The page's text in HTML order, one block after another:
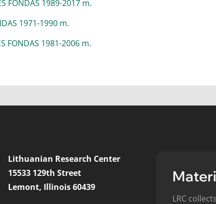
FONDAS 1989-2017 m.
1971-1990 m.
FONDAS 1981-2006 m.
Lithuanian Research Center
15533 129th Street
Lemont, Illinois 60439
LRC